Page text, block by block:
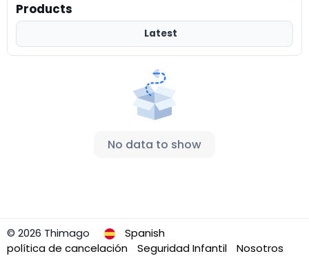
Products
Latest
No data to show
© 2026 Thimago
Spanish
política de cancelación
Seguridad Infantil Nosotros